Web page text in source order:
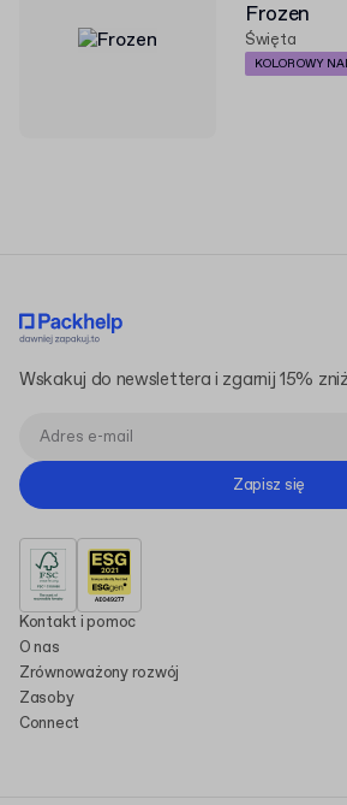
Frozen
Święta
KOLOROWY
Kontakt i pomoc
O nas
Zrównoważony rozwój
Zasoby
Connect
Wskakuj do newslettera i zgarnij 15%
Zapisz się